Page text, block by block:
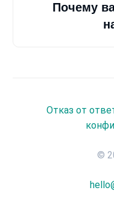
Почему
Отказ от
©